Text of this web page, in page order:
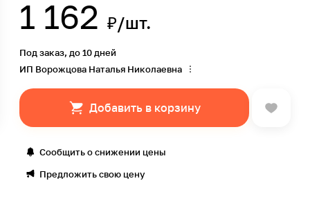
1 162 ₽/шт.
Под заказ, до 10 дней
ИП Ворожцова Наталья Николаевна
Добавить в корзину
Сообщить о снижении цены
Предложить свою цену